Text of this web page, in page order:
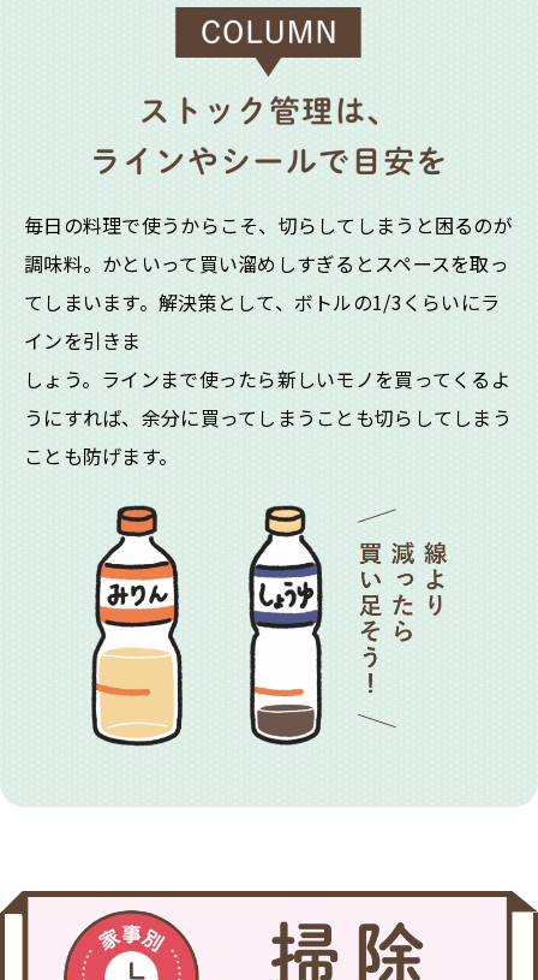
毎日の料理で使うからこそ、切らしてしまうと困るのが
調味料。かといって買い溜めしすぎるとスペースを取っ
てしまいます。解決策として、ボトルの1/3くらいにラ
インを引きま
しょう。ラインまで使ったら新しいモノを買ってくるよ
うにすれば、余分に買ってしまうことも切らしてしまう
ことも防げます。